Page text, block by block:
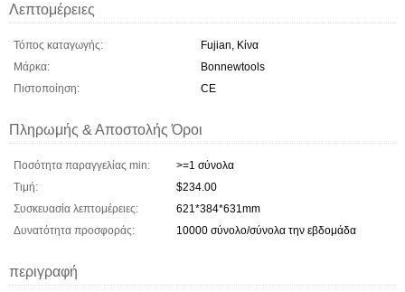
Λεπτομέρειες
Τόπος καταγωγής:
Fujian, Κίνα
Μάρκα:
Bonnewtools
Πιστοποίηση:
CE
Πληρωμής & Αποστολής Όροι
Ποσότητα παραγγελίας min:
>=1 σύνολα
Τιμή:
$234.00
Συσκευασία λεπτομέρειες:
621*384*631mm
Δυνατότητα προσφοράς:
10000 σύνολο/σύνολα την εβδομάδα
περιγραφή